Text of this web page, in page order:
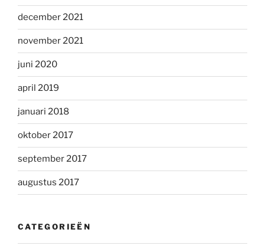
december 2021
november 2021
juni 2020
april 2019
januari 2018
oktober 2017
september 2017
augustus 2017
CATEGORIEËN